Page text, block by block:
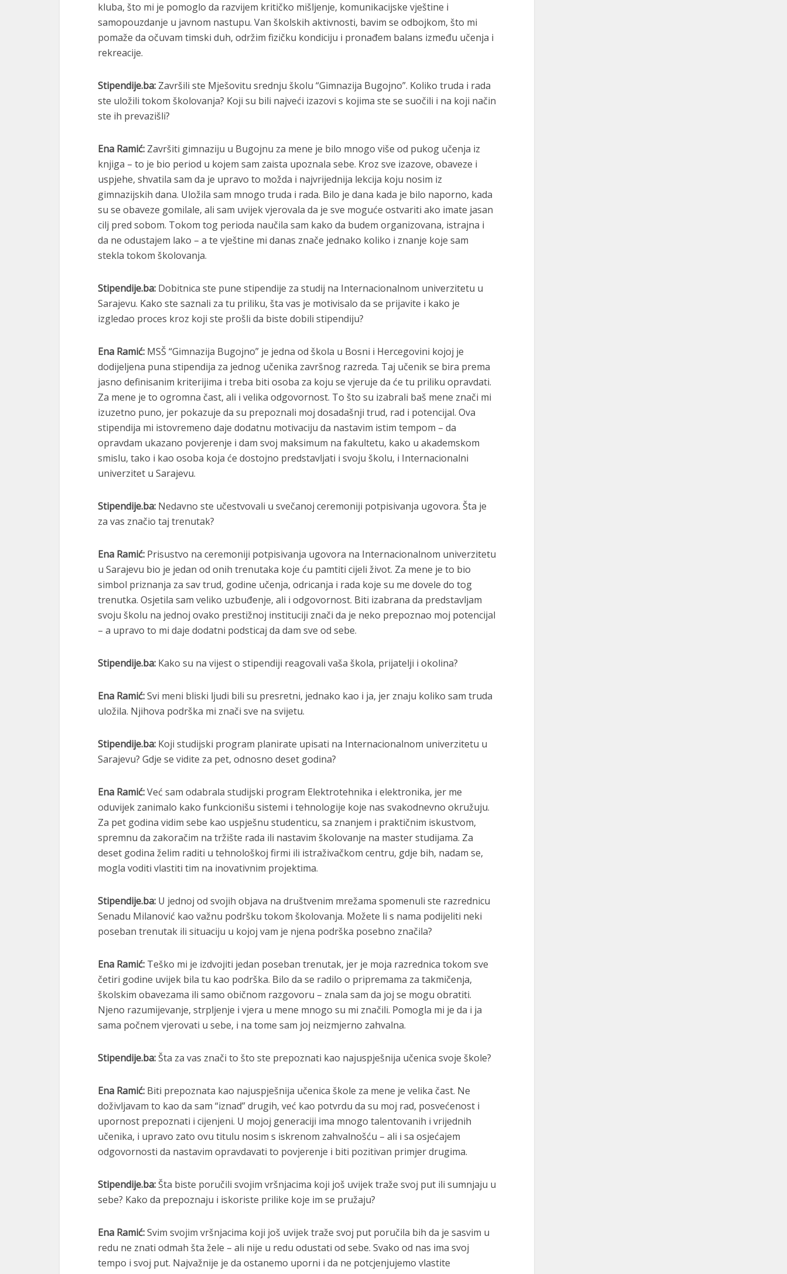
kluba, što mi je pomoglo da razvijem kritičko mišljenje, komunikacijske vještine i
samopouzdanje u javnom nastupu. Van školskih aktivnosti, bavim se odbojkom, što mi
pomaže da očuvam timski duh, održim fizičku kondiciju i pronađem balans između učenja i
rekreacije.
Stipendije.ba: Završili ste Mješovitu srednju školu “Gimnazija Bugojno”. Koliko truda i rada
ste uložili tokom školovanja? Koji su bili najveći izazovi s kojima ste se suočili i na koji način
ste ih prevazišli?
Ena Ramić: Završiti gimnaziju u Bugojnu za mene je bilo mnogo više od pukog učenja iz
knjiga – to je bio period u kojem sam zaista upoznala sebe. Kroz sve izazove, obaveze i
uspjehe, shvatila sam da je upravo to možda i najvrijednija lekcija koju nosim iz
gimnazijskih dana. Uložila sam mnogo truda i rada. Bilo je dana kada je bilo naporno, kada
su se obaveze gomilale, ali sam uvijek vjerovala da je sve moguće ostvariti ako imate jasan
cilj pred sobom. Tokom tog perioda naučila sam kako da budem organizovana, istrajna i
da ne odustajem lako – a te vještine mi danas znače jednako koliko i znanje koje sam
stekla tokom školovanja.
Stipendije.ba: Dobitnica ste pune stipendije za studij na Internacionalnom univerzitetu u
Sarajevu. Kako ste saznali za tu priliku, šta vas je motivisalo da se prijavite i kako je
izgledao proces kroz koji ste prošli da biste dobili stipendiju?
Ena Ramić: MSŠ “Gimnazija Bugojno” je jedna od škola u Bosni i Hercegovini kojoj je
dodijeljena puna stipendija za jednog učenika završnog razreda. Taj učenik se bira prema
jasno definisanim kriterijima i treba biti osoba za koju se vjeruje da će tu priliku opravdati.
Za mene je to ogromna čast, ali i velika odgovornost. To što su izabrali baš mene znači mi
izuzetno puno, jer pokazuje da su prepoznali moj dosadašnji trud, rad i potencijal. Ova
stipendija mi istovremeno daje dodatnu motivaciju da nastavim istim tempom – da
opravdam ukazano povjerenje i dam svoj maksimum na fakultetu, kako u akademskom
smislu, tako i kao osoba koja će dostojno predstavljati i svoju školu, i Internacionalni
univerzitet u Sarajevu.
Stipendije.ba: Nedavno ste učestvovali u svečanoj ceremoniji potpisivanja ugovora. Šta je
za vas značio taj trenutak?
Ena Ramić: Prisustvo na ceremoniji potpisivanja ugovora na Internacionalnom univerzitetu
u Sarajevu bio je jedan od onih trenutaka koje ću pamtiti cijeli život. Za mene je to bio
simbol priznanja za sav trud, godine učenja, odricanja i rada koje su me dovele do tog
trenutka. Osjetila sam veliko uzbuđenje, ali i odgovornost. Biti izabrana da predstavljam
svoju školu na jednoj ovako prestižnoj instituciji znači da je neko prepoznao moj potencijal
– a upravo to mi daje dodatni podsticaj da dam sve od sebe.
Stipendije.ba: Kako su na vijest o stipendiji reagovali vaša škola, prijatelji i okolina?
Ena Ramić:Svi meni bliski ljudi bili su presretni, jednako kao i ja, jer znaju koliko sam truda
uložila. Njihova podrška mi znači sve na svijetu.
Stipendije.ba: Koji studijski program planirate upisati na Internacionalnom univerzitetu u
Sarajevu? Gdje se vidite za pet, odnosno deset godina?
Ena Ramić:Već sam odabrala studijski program Elektrotehnika i elektronika, jer me
oduvijek zanimalo kako funkcionišu sistemi i tehnologije koje nas svakodnevno okružuju.
Za pet godina vidim sebe kao uspješnu studenticu, sa znanjem i praktičnim iskustvom,
spremnu da zakoračim na tržište rada ili nastavim školovanje na master studijama. Za
deset godina želim raditi u tehnološkoj firmi ili istraživačkom centru, gdje bih, nadam se,
mogla voditi vlastiti tim na inovativnim projektima.
Stipendije.ba: U jednoj od svojih objava na društvenim mrežama spomenuli ste razrednicu
Senadu Milanović kao važnu podršku tokom školovanja. Možete li s nama podijeliti neki
poseban trenutak ili situaciju u kojoj vam je njena podrška posebno značila?
Ena Ramić: Teško mi je izdvojiti jedan poseban trenutak, jer je moja razrednica tokom sve
četiri godine uvijek bila tu kao podrška. Bilo da se radilo o pripremama za takmičenja,
školskim obavezama ili samo običnom razgovoru – znala sam da joj se mogu obratiti.
Njeno razumijevanje, strpljenje i vjera u mene mnogo su mi značili. Pomogla mi je da i ja
sama počnem vjerovati u sebe, i na tome sam joj neizmjerno zahvalna.
Stipendije.ba: Šta za vas znači to što ste prepoznati kao najuspješnija učenica svoje škole?
Ena Ramić: Biti prepoznata kao najuspješnija učenica škole za mene je velika čast. Ne
doživljavam to kao da sam “iznad” drugih, već kao potvrdu da su moj rad, posvećenost i
upornost prepoznati i cijenjeni. U mojoj generaciji ima mnogo talentovanih i vrijednih
učenika, i upravo zato ovu titulu nosim s iskrenom zahvalnošću – ali i sa osjećajem
odgovornosti da nastavim opravdavati to povjerenje i biti pozitivan primjer drugima.
Stipendije.ba: Šta biste poručili svojim vršnjacima koji još uvijek traže svoj put ili sumnjaju u
sebe? Kako da prepoznaju i iskoriste prilike koje im se pružaju?
Ena Ramić:Svim svojim vršnjacima koji još uvijek traže svoj put poručila bih da je sasvim u
redu ne znati odmah šta žele – ali nije u redu odustati od sebe. Svako od nas ima svoj
tempo i svoj put. Najvažnije je da ostanemo uporni i da ne potcjenjujemo vlastite